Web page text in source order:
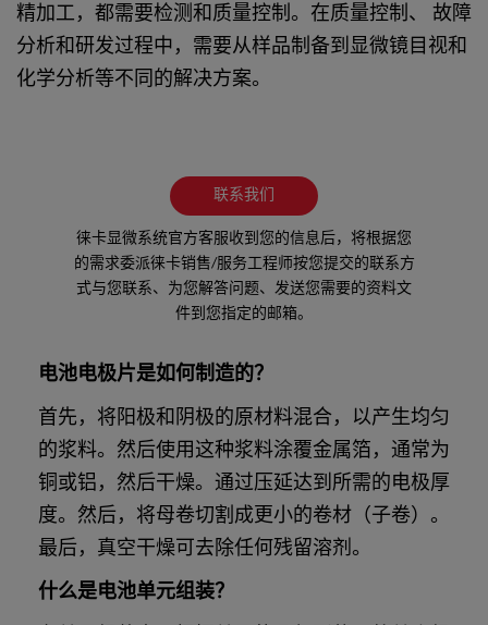
精加工，都需要检测和质量控制。在质量控制、 故障
分析和研发过程中，需要从样品制备到显微镜目视和
化学分析等不同的解决方案。
联系我们
徕卡显微系统官方客服收到您的信息后，将根据您
的需求委派徕卡销售/服务工程师按您提交的联系方
式与您联系、为您解答问题、发送您需要的资料文
件到您指定的邮箱。
电池电极片是如何制造的？
首先，将阳极和阴极的原材料混合，以产生均匀
的浆料。然后使用这种浆料涂覆金属箔，通常为
铜或铝，然后干燥。通过压延达到所需的电极厚
度。然后，将母卷切割成更小的卷材（子卷）。
最后，真空干燥可去除任何残留溶剂。
什么是电池单元组装？